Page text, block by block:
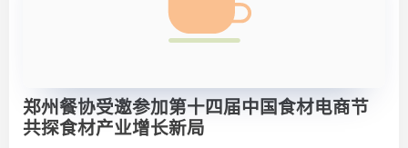
郑州餐协受邀参加第十四届中国食材电商节
共探食材产业增长新局